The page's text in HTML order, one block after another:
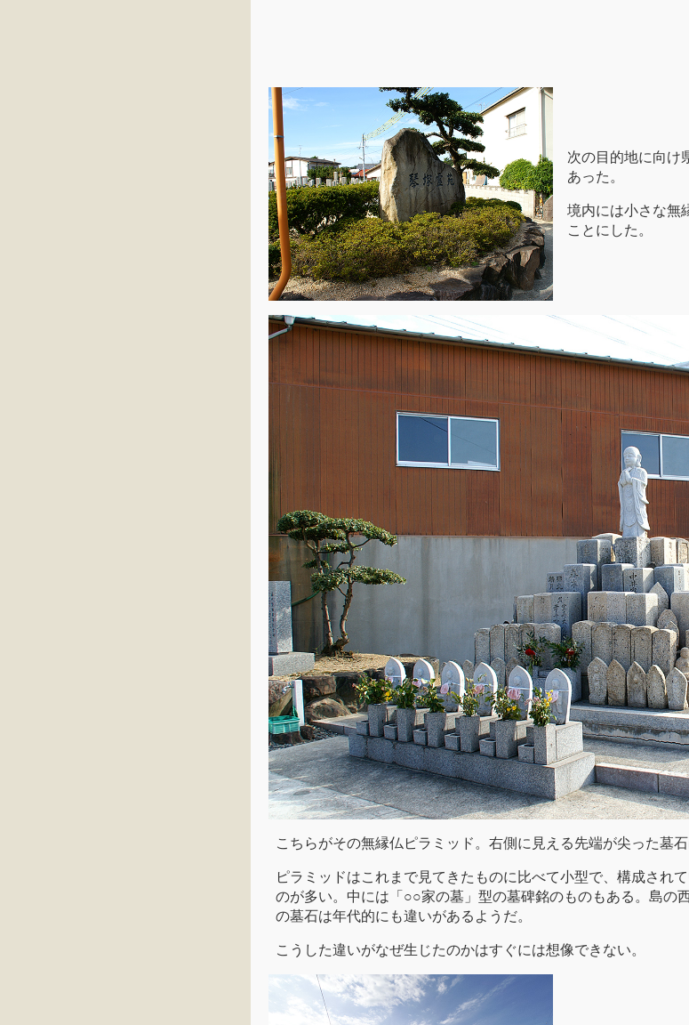
次の目的地に向け
あった。
境内には小さな無
ことにした。
こちらがその無縁仏ピラミッド。右側に見える先端が尖った墓石
ピラミッドはこれまで見てきたものに比べて小型で、構成され
のが多い。中には「○○家の墓」型の墓碑銘のものもある。島の
の墓石は年代的にも違いがあるようだ。
こうした違いがなぜ生じたのかはすぐには想像できない。